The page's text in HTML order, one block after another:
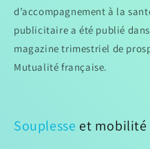
d’accompagnement à la
publicitaire a été publié
magazine trimestriel de
Mutualité française.
Souplesse et mobilité